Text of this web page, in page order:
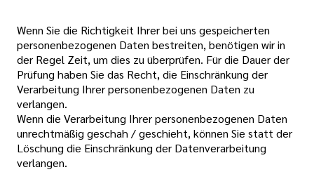
Wenn Sie die Richtigkeit Ihrer bei uns gespeicherten
personenbezogenen Daten bestreiten, benötigen wir in
der Regel Zeit, um dies zu überprüfen. Für die Dauer der
Prüfung haben Sie das Recht, die Einschränkung der
Verarbeitung Ihrer personenbezogenen Daten zu
verlangen.
Wenn die Verarbeitung Ihrer personenbezogenen Daten
unrechtmäßig geschah / geschieht, können Sie statt der
Löschung die Einschränkung der Datenverarbeitung
verlangen.